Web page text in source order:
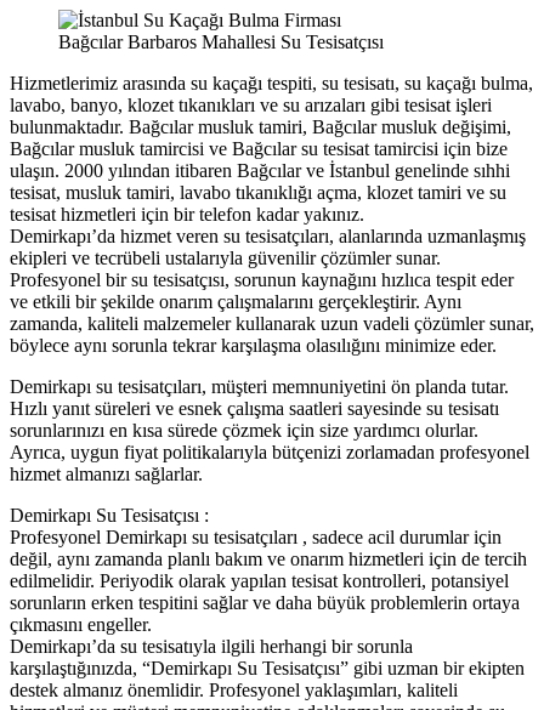
Bağcılar Barbaros Mahallesi Su Tesisatçısı
Hizmetlerimiz arasında su kaçağı tespiti, su tesisatı, su kaçağı bulma,
lavabo, banyo, klozet tıkanıkları ve su arızaları gibi tesisat işleri
bulunmaktadır. Bağcılar musluk tamiri, Bağcılar musluk değişimi,
Bağcılar musluk tamircisi ve Bağcılar su tesisat tamircisi için bize
ulaşın. 2000 yılından itibaren Bağcılar ve İstanbul genelinde sıhhi
tesisat, musluk tamiri, lavabo tıkanıklığı açma, klozet tamiri ve su
tesisat hizmetleri için bir telefon kadar yakınız.
Demirkapı’da hizmet veren su tesisatçıları, alanlarında uzmanlaşmış
ekipleri ve tecrübeli ustalarıyla güvenilir çözümler sunar.
Profesyonel bir su tesisatçısı, sorunun kaynağını hızlıca tespit eder
ve etkili bir şekilde onarım çalışmalarını gerçekleştirir. Aynı
zamanda, kaliteli malzemeler kullanarak uzun vadeli çözümler sunar,
böylece aynı sorunla tekrar karşılaşma olasılığını minimize eder.
Demirkapı su tesisatçıları, müşteri memnuniyetini ön planda tutar.
Hızlı yanıt süreleri ve esnek çalışma saatleri sayesinde su tesisatı
sorunlarınızı en kısa sürede çözmek için size yardımcı olurlar.
Ayrıca, uygun fiyat politikalarıyla bütçenizi zorlamadan profesyonel
hizmet almanızı sağlarlar.
Demirkapı Su Tesisatçısı :
Profesyonel Demirkapı su tesisatçıları , sadece acil durumlar için
değil, aynı zamanda planlı bakım ve onarım hizmetleri için de tercih
edilmelidir. Periyodik olarak yapılan tesisat kontrolleri, potansiyel
sorunların erken tespitini sağlar ve daha büyük problemlerin ortaya
çıkmasını engeller.
Demirkapı’da su tesisatıyla ilgili herhangi bir sorunla
karşılaştığınızda, “Demirkapı Su Tesisatçısı” gibi uzman bir ekipten
destek almanız önemlidir. Profesyonel yaklaşımları, kaliteli